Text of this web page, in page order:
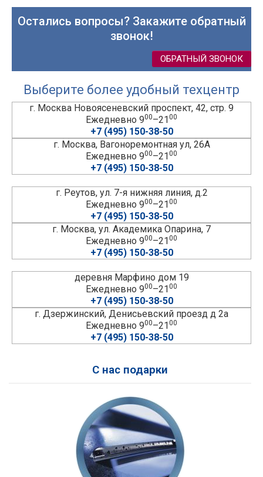
Остались вопросы? Закажите обратный
звонок!
ОБРАТНЫЙ ЗВОНОК
Выберите более удобный техцентр
г. Москва Новоясеневский проспект, 42, стр. 9
Ежедневно 900–2100
+7 (495) 150-38-50
г. Москва, Вагоноремонтная ул, 26А
Ежедневно 900–2100
+7 (495) 150-38-50
г. Реутов, ул. 7-я нижняя линия, д.2
Ежедневно 900–2100
+7 (495) 150-38-50
г. Москва, ул. Академика Опарина, 7
Ежедневно 900–2100
+7 (495) 150-38-50
деревня Марфино дом 19
Ежедневно 900–2100
+7 (495) 150-38-50
г. Дзержинский, Денисьевский проезд д 2а
Ежедневно 900–2100
+7 (495) 150-38-50
С нас подарки